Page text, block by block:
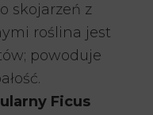
skojarzeń z
roślina jest
powoduje
Ficus